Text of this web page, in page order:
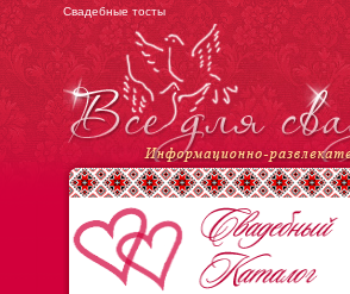
Свадебные тосты